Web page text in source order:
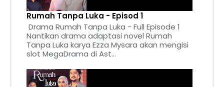
Rumah Tanpa Luka - Episod 1
Drama Rumah Tanpa Luka - Full Episode 1
Nantikan drama adaptasi novel Rumah
Tanpa Luka karya Ezza Mysara akan mengisi
slot MegaDrama di Ast...